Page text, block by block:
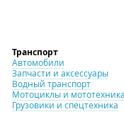
Транспорт
Автомобили
Запчасти и аксессуары
Водный транспорт
Мотоциклы и мототехника
Грузовики и спецтехника